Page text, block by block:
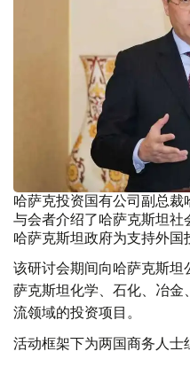
哈萨克投资国有公司副总
与会者介绍了哈萨克斯坦社
哈萨克斯坦政府为支持外国
该研讨会期间向哈萨克斯
萨克斯坦化学、石化、冶
流领域的投资项目。
活动框架下为两国商务人士